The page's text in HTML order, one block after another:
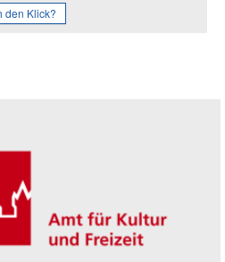
den Klick?